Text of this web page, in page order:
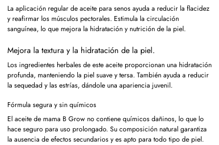
La aplicación regular de aceite para senos ayuda a reducir la flacidez
y reafirmar los músculos pectorales. Estimula la circulación
sanguínea, lo que mejora la hidratación y nutrición de la piel.
Mejora la textura y la hidratación de la piel.
Los ingredientes herbales de este aceite proporcionan una hidratación
profunda, manteniendo la piel suave y tersa. También ayuda a reducir
la sequedad y las estrías, dándole una apariencia juvenil.
Fórmula segura y sin químicos
El aceite de mama B Grow no contiene químicos dañinos, lo que lo
hace seguro para uso prolongado. Su composición natural garantiza
la ausencia de efectos secundarios y es apto para todo tipo de piel.